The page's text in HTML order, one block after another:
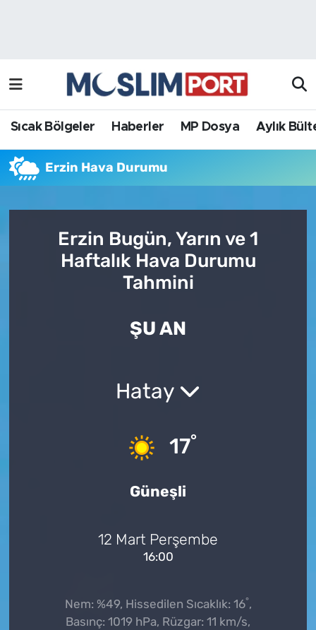
Sıcak Bölgeler Haberler MP Dosya Aylık
Erzin Hava Durumu
Erzin Bugün, Yarın ve 1
Haftalık Hava Durumu
Tahmini
ŞU AN
Hatay
17°
Güneşli
12 Mart Perşembe
16:00
Nem: %49, Hissedilen Sıcaklık: 16°,
Basınç: 1019 hPa, Rüzgar: 11 km/s,
Haberler
MP Dosya
Röportaj Haber
Aylık Bülten